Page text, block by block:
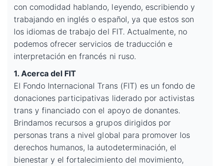
con comodidad hablando, leyendo, escribiendo y
trabajando en inglés o español, ya que estos son
los idiomas de trabajo del FIT. Actualmente, no
podemos ofrecer servicios de traducción e
interpretación en francés ni ruso.
1. Acerca del FIT
El Fondo Internacional Trans (FIT) es un fondo de
donaciones participativas liderado por activistas
trans y financiado con el apoyo de donantes.
Brindamos recursos a grupos dirigidos por
personas trans a nivel global para promover los
derechos humanos, la autodeterminación, el
bienestar y el fortalecimiento del movimiento,